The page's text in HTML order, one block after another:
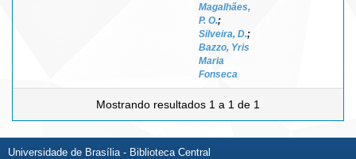
Magalhães,
P. O.;
Silveira, D.;
Bazzo, Yris
Maria
Fonseca
Mostrando resultados 1 a 1 de 1
Universidade de Brasília - Biblioteca Central